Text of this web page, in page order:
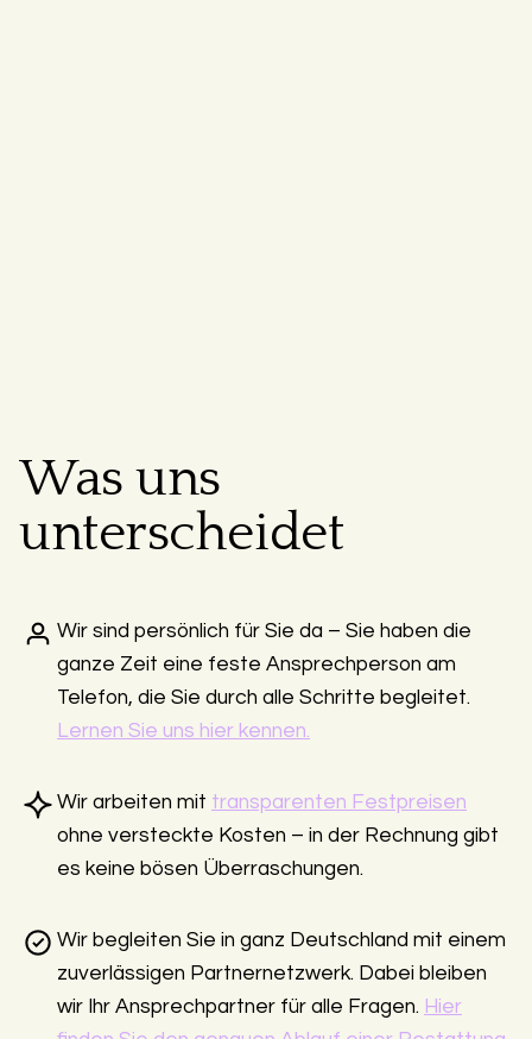
Was uns
unterscheidet
Wir sind persönlich für Sie da – Sie haben die
ganze Zeit eine feste Ansprechperson am
Telefon, die Sie durch alle Schritte begleitet.
Lernen Sie uns hier kennen.
Wir arbeiten mit transparenten Festpreisen
ohne versteckte Kosten – in der Rechnung gibt
es keine bösen Überraschungen.
Wir begleiten Sie in ganz Deutschland mit einem
zuverlässigen Partnernetzwerk. Dabei bleiben
wir Ihr Ansprechpartner für alle Fragen. Hier